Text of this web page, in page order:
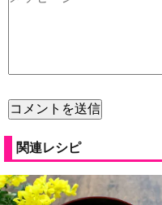
関連レシピ